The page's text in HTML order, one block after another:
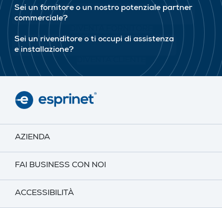
Sei un fornitore o un nostro potenziale partner
commerciale?
Sei un rivenditore o ti occupi di assistenza
e installazione?
AZIENDA
FAI BUSINESS CON NOI
ACCESSIBILITÀ